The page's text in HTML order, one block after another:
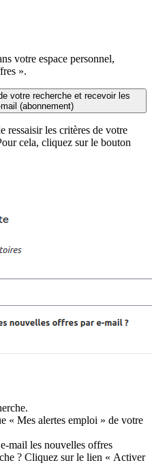
votre espace personnel,
».
votre recherche et recevoir les
(abonnement)
ressaisir les critères de votre
cela, cliquez sur le bouton
« Mes alertes emploi » de votre
mail les nouvelles offres
? Cliquez sur le lien « Activer